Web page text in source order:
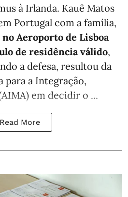
à Irlanda. Kauê Matos
Portugal com a família,
Aeroporto de Lisboa
de residência válido,
a defesa, resultou da
para a Integração,
em decidir o ...
Read More